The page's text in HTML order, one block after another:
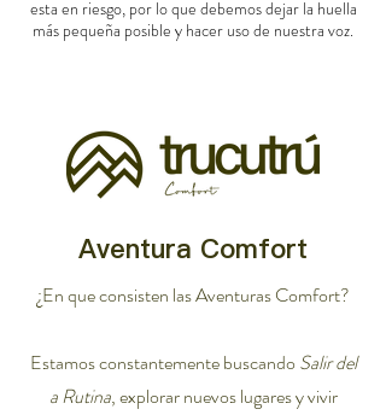
esta en riesgo, por lo que debemos dejar la huella
más pequeña posible y hacer uso de nuestra voz.
Aventura Comfort
¿En que consisten las Aventuras Comfort?
Estamos constantemente buscando Salir del
a Rutina, explorar nuevos lugares y vivir